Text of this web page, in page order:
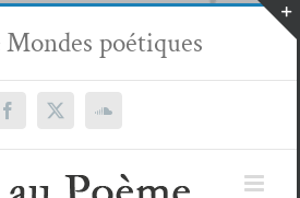
Mondes poétiques
Facebook
X SoundCloud